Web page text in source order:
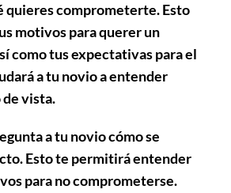
quieres comprometerte. Esto
motivos para querer un
como tus expectativas para el
a tu novio a entender
vista.
a tu novio cómo se
Esto te permitirá entender
para no comprometerse.